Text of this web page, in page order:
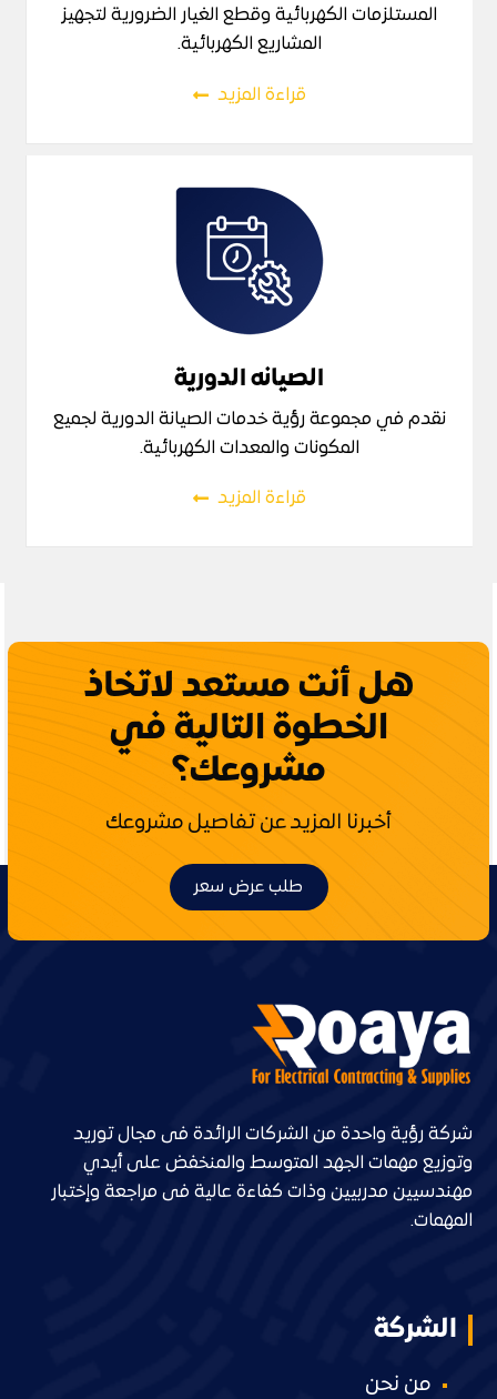
المستلزمات الكهربائية وقطع الغيار الضرورية لتجهيز
المشاريع الكهربائية.
قراءة المزيد
الصيانه الدورية
نقدم في مجموعة رؤية خدمات الصيانة الدورية لجميع
المكونات والمعدات الكهربائية.
قراءة المزيد
هل أنت مستعد لاتخاذ
الخطوة التالية في
مشروعك؟
أخبرنا المزيد عن تفاصيل مشروعك
طلب عرض سعر
شركة رؤية واحدة من الشركات الرائدة فى مجال توريد
وتوزيع مهمات الجهد المتوسط والمنخفض على أيدي
مهندسيين مدربيين وذات كفاءة عالية فى مراجعة وإختبار
المهمات.
الشركة
من نحن